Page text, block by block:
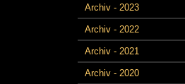
Archiv - 2023
Archiv - 2022
Archiv - 2021
Archiv - 2020